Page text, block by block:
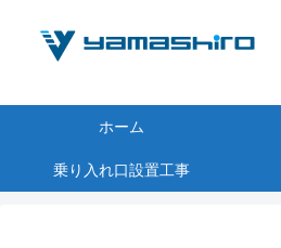
ホーム
乗り入れ口設置工事